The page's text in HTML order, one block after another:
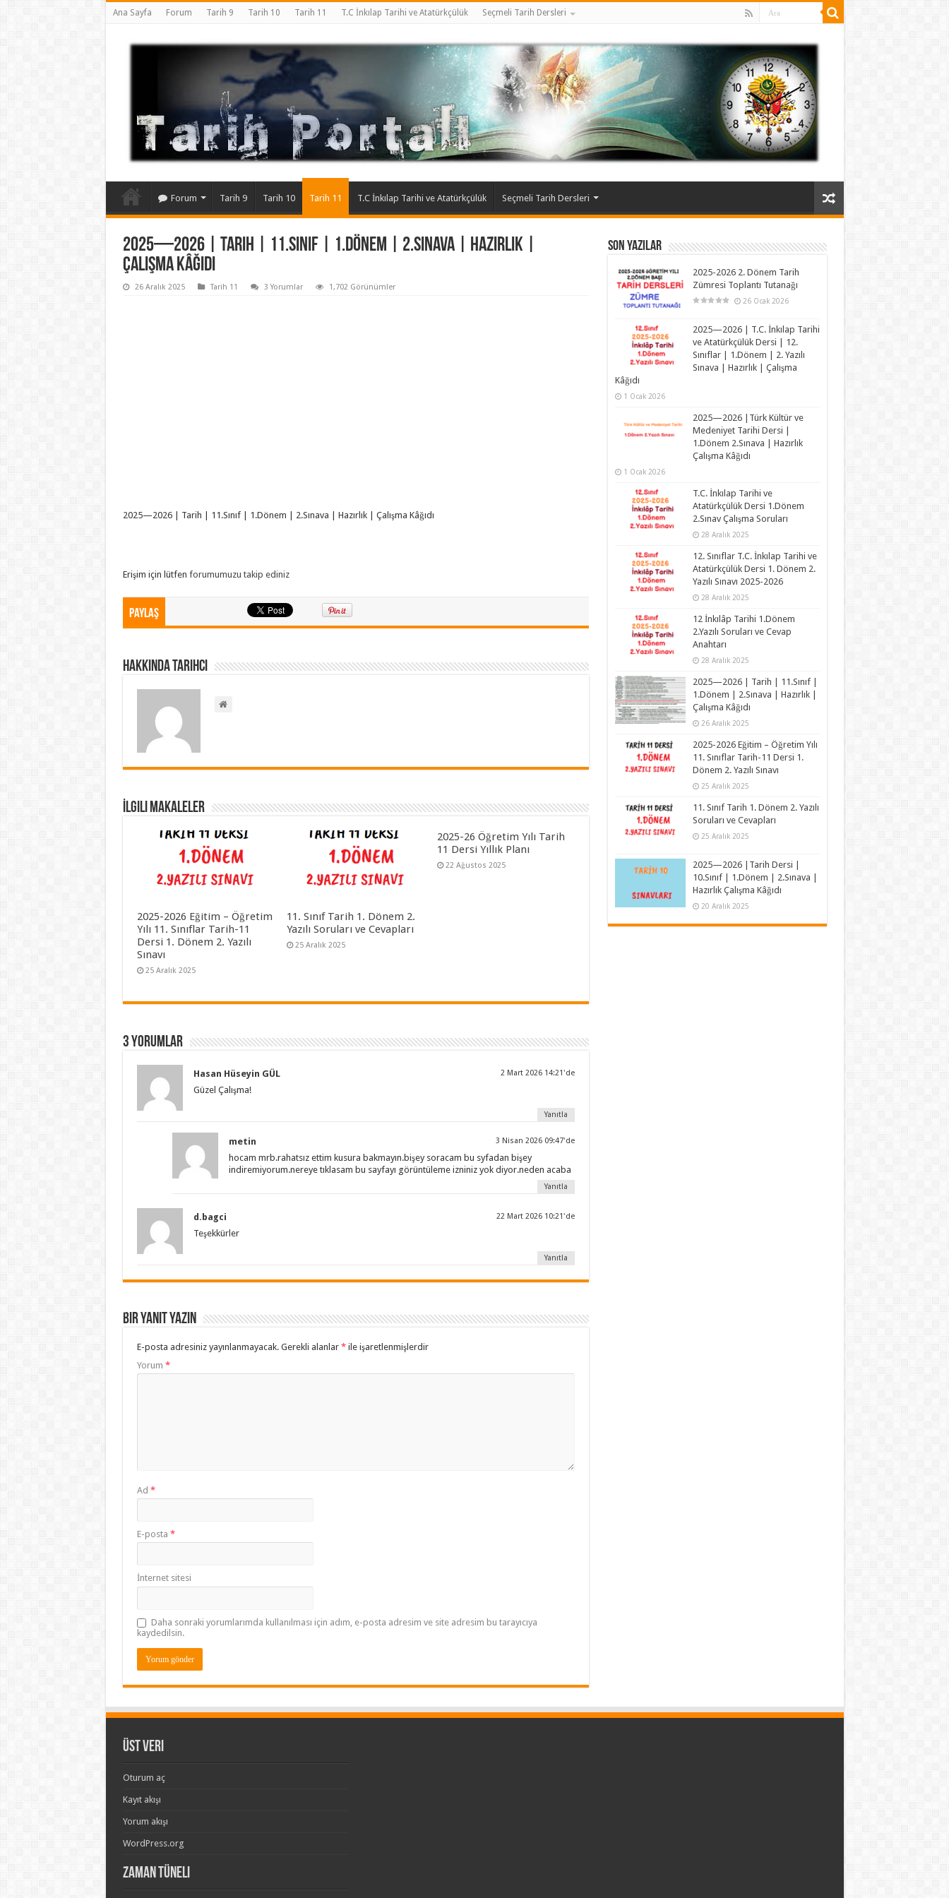
Ana Sayfa Forum Tarih 9 Tarih 10 Tarih 11 T.C İnkılap Tarihi ve Atatürkçülük Seçmeli Tarih Dersleri
Forum Tarih 9 Tarih 10 Tarih 11 T.C İnkılap Tarihi ve Atatürkçülük Seçmeli Tarih Dersleri
2025—2026 | Tarih | 11.Sınıf | 1.Dönem | 2.Sınava | Hazırlık |
Çalışma Kâğıdı
26 Aralık 2025 Tarih 11 3 Yorumlar 1,702 Görünümler
2025—2026 | Tarih | 11.Sınıf | 1.Dönem | 2.Sınava | Hazırlık | Çalışma Kâğıdı
Erişim için lütfen forumumuzu takip ediniz
Paylaş
Hakkında Tarihci
İlgili Makaleler
2025-2026 Eğitim – Öğretim
Yılı 11. Sınıflar Tarih-11
Dersi 1. Dönem 2. Yazılı
Sınavı
25 Aralık 2025
11. Sınıf Tarih 1. Dönem 2.
Yazılı Soruları ve Cevapları
25 Aralık 2025
2025-26 Öğretim Yılı Tarih
11 Dersi Yıllık Planı
22 Ağustos 2025
3 yorumlar
Hasan Hüseyin GÜL 2 Mart 2026 14:21'de
Güzel Çalışma!
Yanıtla
metin 3 Nisan 2026 09:47'de
hocam mrb.rahatsız ettim kusura bakmayın.bişey soracam bu syfadan bişey
indiremiyorum.nereye tıklasam bu sayfayı görüntüleme izniniz yok diyor.neden acaba
Yanıtla
d.bagci 22 Mart 2026 10:21'de
Teşekkürler
Yanıtla
Bir yanıt yazın
E-posta adresiniz yayınlanmayacak. Gerekli alanlar *ile işaretlenmişlerdir
Yorum *
Ad *
E-posta *
İnternet sitesi
Daha sonraki yorumlarımda kullanılması için adım, e-posta adresim ve site adresim bu tarayıcıya
kaydedilsin.
Son Yazılar
2025-2026 2. Dönem Tarih
Zümresi Toplantı Tutanağı
26 Ocak 2026
2025—2026 | T.C. İnkılap Tarihi
ve Atatürkçülük Dersi | 12.
Sınıflar | 1.Dönem | 2. Yazılı
Sınava | Hazırlık | Çalışma
Kâğıdı
1 Ocak 2026
2025—2026 |Türk Kültür ve
Medeniyet Tarihi Dersi |
1.Dönem 2.Sınava | Hazırlık
Çalışma Kâğıdı
1 Ocak 2026
T.C. İnkılap Tarihi ve
Atatürkçülük Dersi 1.Dönem
2.Sınav Çalışma Soruları
28 Aralık 2025
12. Sınıflar T.C. İnkılap Tarihi ve
Atatürkçülük Dersi 1. Dönem 2.
Yazılı Sınavı 2025-2026
28 Aralık 2025
12 İnkılâp Tarihi 1.Dönem
2.Yazılı Soruları ve Cevap
Anahtarı
28 Aralık 2025
2025—2026 | Tarih | 11.Sınıf |
1.Dönem | 2.Sınava | Hazırlık |
Çalışma Kâğıdı
26 Aralık 2025
2025-2026 Eğitim – Öğretim Yılı
11. Sınıflar Tarih-11 Dersi 1.
Dönem 2. Yazılı Sınavı
25 Aralık 2025
11. Sınıf Tarih 1. Dönem 2. Yazılı
Soruları ve Cevapları
25 Aralık 2025
2025—2026 |Tarih Dersi |
10.Sınıf | 1.Dönem | 2.Sınava |
Hazırlık Çalışma Kâğıdı
20 Aralık 2025
Üst veri
Oturum aç
Kayıt akışı
Yorum akışı
WordPress.org
Zaman Tüneli